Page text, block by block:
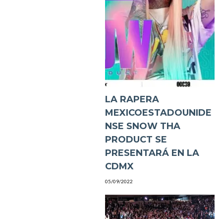
LA RAPERA
MEXICOESTADOUNIDE
NSE SNOW THA
PRODUCT SE
PRESENTARÁ EN LA
CDMX
05/09/2022